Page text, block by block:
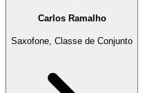
Carlos Ramalho
Saxofone, Classe de Conjunto